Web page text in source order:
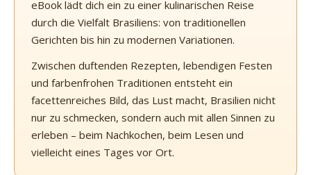
eBook lädt dich ein zu einer kulinarischen Reise
durch die Vielfalt Brasiliens: von traditionellen
Gerichten bis hin zu modernen Variationen.
Zwischen duftenden Rezepten, lebendigen Festen
und farbenfrohen Traditionen entsteht ein
facettenreiches Bild, das Lust macht, Brasilien nicht
nur zu schmecken, sondern auch mit allen Sinnen zu
erleben – beim Nachkochen, beim Lesen und
vielleicht eines Tages vor Ort.